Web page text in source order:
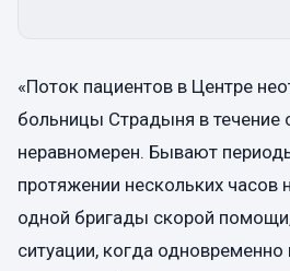
«Поток пациентов в Центре
больницы Страдыня в течение
неравномерен. Бывают
протяжении нескольких часов
одной бригады скорой
ситуации, когда